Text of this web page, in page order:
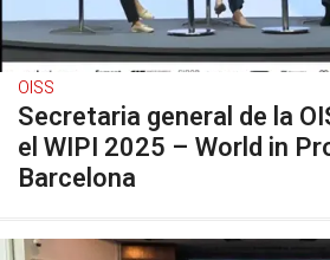
OISS
Secretaria general de la
el WIPI 2025 – World in
Barcelona